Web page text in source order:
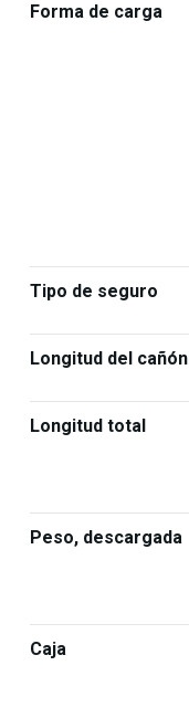
Forma de carga
Tipo de seguro
Longitud del cañón
Longitud total
Peso, descargada
Caja